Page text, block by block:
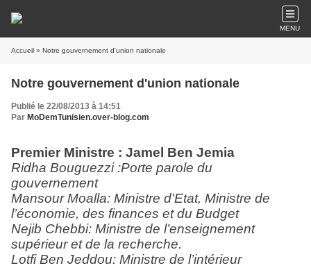
MENU
Accueil » Notre gouvernement d'union nationale
Notre gouvernement d'union nationale
Publié le 22/08/2013 à 14:51
Par MoDemTunisien.over-blog.com
Premier Ministre : Jamel Ben Jemia
Ridha Bouguezzi :Porte parole du
gouvernement
Mansour Moalla: Ministre d'Etat, Ministre de
l’économie, des finances et du Budget
Nejib Chebbi: Ministre de l’enseignement
supérieur et de la recherche.
Lotfi Ben Jeddou: Ministre de l’intérieur